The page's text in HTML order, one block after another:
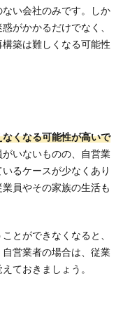
い会社のみです。しか
がかかるだけでなく、
築は難しくなる可能性
くなる可能性が高いで
いないものの、自営業
るケースが少なくあり
員やその家族の生活も
とができなくなると、
営業者の場合は、従業
ておきましょう。